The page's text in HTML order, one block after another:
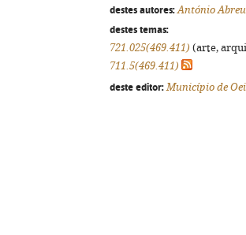
destes autores: António Abreu
destes temas:
721.025(469.411) (arte,
711.5(469.411)
deste editor: Município de